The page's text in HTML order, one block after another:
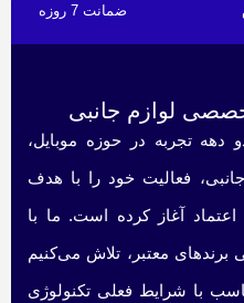
ضمانت 7 روزه
لوازم جانبی
دهه تجربه در حوزه موبایل،
فعالیت خود را با هدف
آغاز کرده است. ما با
برندهای معتبر، تلاش می‌کنیم
با شرایط فعلی تکنولوژی